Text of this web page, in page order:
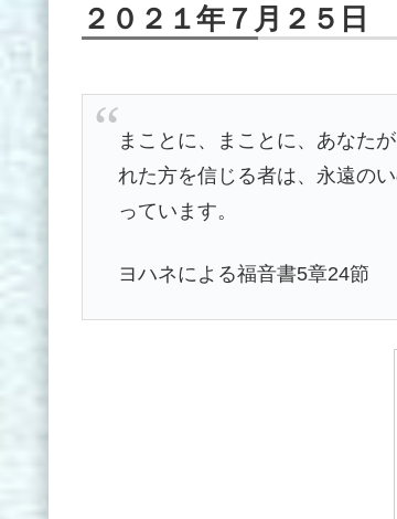
２０２１年７月２５日
まことに、まことに、あなた
れた方を信じる者は、永遠の
っています。
ヨハネによる福音書5章24節